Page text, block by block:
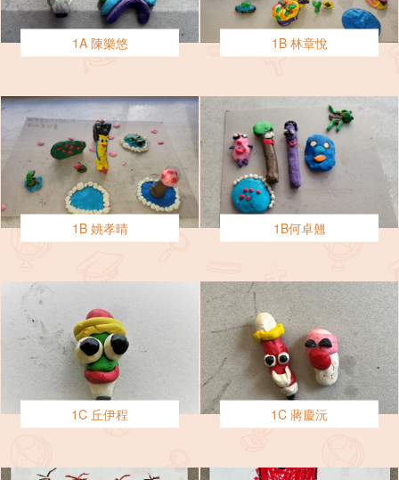
1A 陳樂悠 1B 林章悅
1B 姚孝晴 1B何卓翹
1C 丘伊程 1C 蔣慶沅